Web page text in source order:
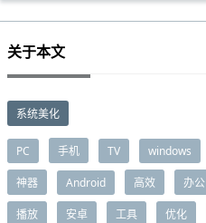
关于本文
系统美化
PC 手机 TV windows
神器 Android 高效 办公
播放 安卓 工具 优化